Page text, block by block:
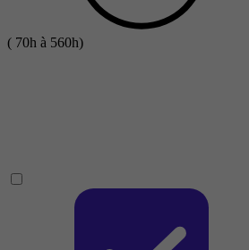
( 70h à 560h)